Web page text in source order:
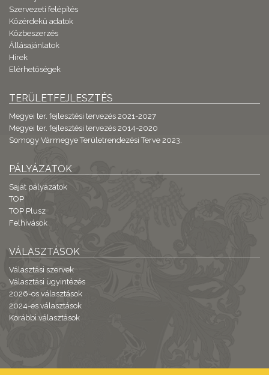
Szervezeti felépítés
Közérdekű adatok
Közbeszerzés
Állásajánlatok
Hírek
Elérhetőségek
TERÜLETFEJLESZTÉS
Megyei ter. fejlesztési tervezés 2021-2027
Megyei ter. fejlesztési tervezés 2014-2020
Somogy Vármegye Területrendezési Terve 2023.
PÁLYÁZATOK
Saját pályázatok
TOP
TOP Plusz
Felhívások
VÁLASZTÁSOK
Választási szervek
Választási ügyintézés
2026-os választások
2024-es választások
Korábbi választások